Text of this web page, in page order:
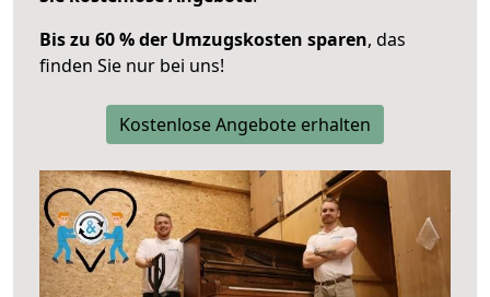
Bis zu 60 % der Umzugskosten sparen, das
finden Sie nur bei uns!
Kostenlose Angebote erhalten